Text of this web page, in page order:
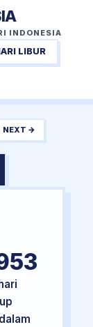
INDONESIA
LIBUR
NEXT →